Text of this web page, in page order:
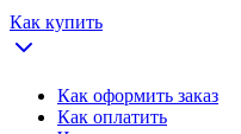
Как купить
Как оформить заказ
Как оплатить